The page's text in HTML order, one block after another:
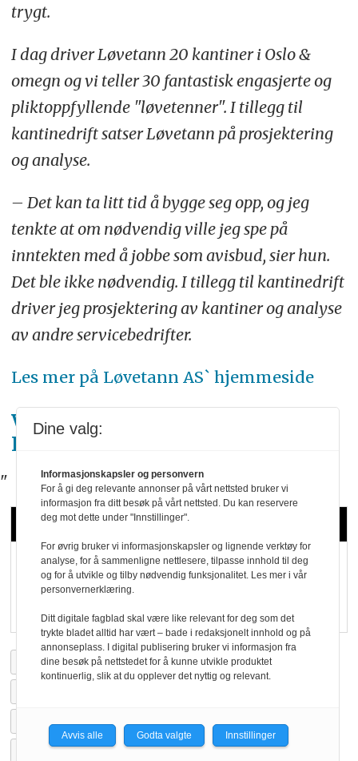
trygt.
I dag driver Løvetann 20 kantiner i Oslo &
omegn og vi teller 30 fantastisk engasjerte og
pliktoppfyllende "løvetenner". I tillegg til
kantinedrift satser Løvetann på prosjektering
og analyse.
– Det kan ta litt tid å bygge seg opp, og jeg
tenkte at om nødvendig ville jeg spe på
inntekten med å jobbe som avisbud, sier hun.
Det ble ikke nødvendig. I tillegg til kantinedrift
driver jeg prosjektering av kantiner og analyse
av andre servicebedrifter.
Les mer på Løvetann AS` hjemmeside
Vil du ha gratis nyhetsbrev fra
Horecanytt? Klikk her
"
Relaterte artikler
Ikke noe innhold
2010 NYHETER
NYTT OM NAVN
DESEMBER 2010
ARKIV
SISTE NYTT
KANTINE/PERSONALRESTAURANT
Dine valg:
Informasjonskapsler og personvern
For å gi deg relevante annonser på vårt nettsted bruker vi
informasjon fra ditt besøk på vårt nettsted. Du kan reservere
deg mot dette under "Innstillinger".
For øvrig bruker vi informasjonskapsler og lignende verktøy for
analyse, for å sammenligne nettlesere, tilpasse innhold til deg
og for å utvikle og tilby nødvendig funksjonalitet. Les mer i vår
personvernerklæring.
Ditt digitale fagblad skal være like relevant for deg som det
trykte bladet alltid har vært – bade i redaksjonelt innhold og på
annonseplass. I digital publisering bruker vi informasjon fra
dine besøk på nettstedet for å kunne utvikle produktet
kontinuerlig, slik at du opplever det nyttig og relevant.
Avvis alle Godta valgte Innstillinger